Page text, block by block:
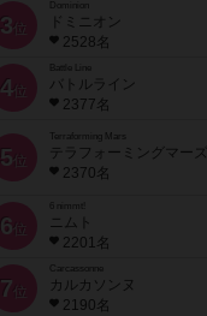
3 位
ドミニオン
2528名
4位
Battle Line
バトルライン
2377名
5 位
Terraforming Mars
テラフォーミングマーズ
2370名
6 位
ニムト
2201名
7 位
Carcassonne
カルカソンヌ
2190名